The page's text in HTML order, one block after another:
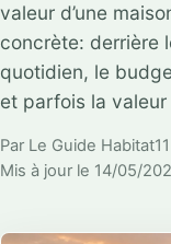
valeur d’une
concrète: derrière
quotidien, le
et parfois la
Par Le Guide Habitat
Mis à jour le 14/05/